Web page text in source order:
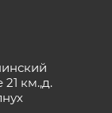
км.,д.